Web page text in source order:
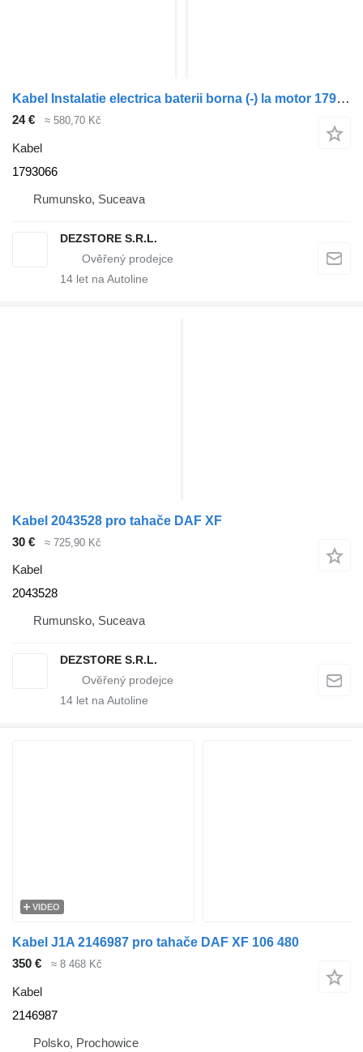
Kabel Instalatie electrica baterii borna (-) la motor 1793066 pro tahače DAF XF105
24 € ≈ 580,70 Kč
Kabel
1793066
Rumunsko, Suceava
DEZSTORE S.R.L.
14 let na Autoline
Kabel 2043528 pro tahače DAF XF
30 €
≈ 725,90 Kč
Kabel
2043528
Rumunsko, Suceava
DEZSTORE S.R.L.
14 let na Autoline
VIDEO
Kabel J1A 2146987 pro tahače DAF XF 106 480
350 €
≈ 8 468 Kč
Kabel
2146987
Polsko, Prochowice